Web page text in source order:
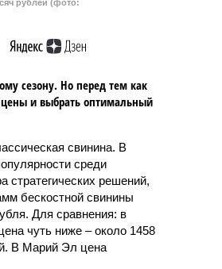
рублей (фото:
сезону. Но перед тем как
и выбрать оптимальный
свинина. В
среди
решений,
бескостной свинины
Для сравнения: в
чуть ниже – около 1458
В Марий Эл цена